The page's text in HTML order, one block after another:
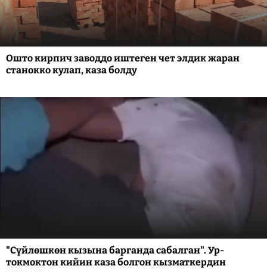
Ошто кирпич заводдо иштеген чет элдик жаран
станокко кулап, каза болду
"Сүйлөшкөн кызына барганда сабалган". Ур-
токмоктон кийин каза болгон кызматкердин